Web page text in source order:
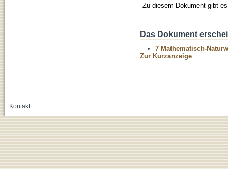
Zu diesem Dokument gibt
Das Dokument
7 Mathematisch-
Zur Kurzanzeige
Kontakt